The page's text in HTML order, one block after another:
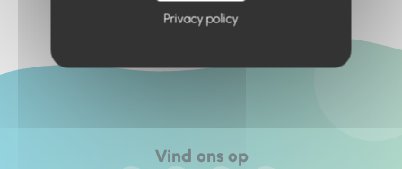
Vind ons op
Privacy policy